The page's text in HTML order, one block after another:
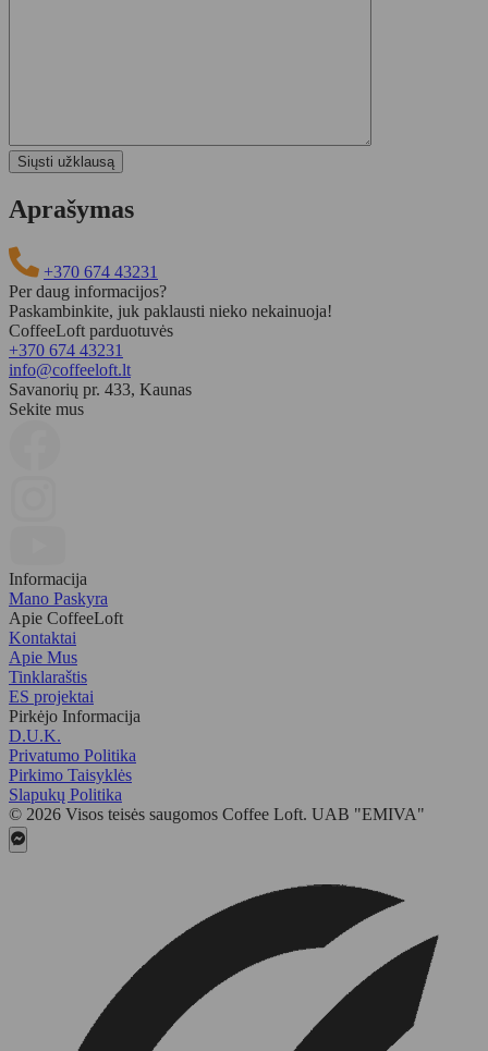
Aprašymas
+370 674 43231
Per daug informacijos?
Paskambinkite, juk paklausti nieko nekainuoja!
CoffeeLoft parduotuvės
+370 674 43231
info@coffeeloft.lt
Savanorių pr. 433, Kaunas
Sekite mus
Informacija
Mano Paskyra
Apie CoffeeLoft
Kontaktai
Apie Mus
Tinklaraštis
ES projektai
Pirkėjo Informacija
D.U.K.
Privatumo Politika
Pirkimo Taisyklės
Slapukų Politika
© 2026 Visos teisės saugomos Coffee Loft. UAB "EMIVA"